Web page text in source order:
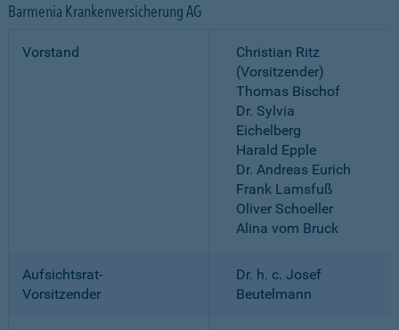
Barmenia Krankenversicherung AG
Vorstand
Christian Ritz
(Vorsitzender)
Thomas Bischof
Dr. Sylvia
Eichelberg
Harald Epple
Dr. Andreas Eurich
Frank Lamsfuß
Oliver Schoeller
Alina vom Bruck
Aufsichtsrat-
Vorsitzender
Dr. h. c. Josef
Beutelmann